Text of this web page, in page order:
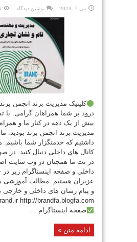
می 7, 2023 نوشتن دیدگاه
کلینیک مدیریت برند انجمن
درود بر شما همراهان گرامی. با
بیش از یک دهه در کنار ما و همراه
مدیریت برند انجمن برند بودید. ما
داشتیم که خدمتگزار شما باشیم.
کانال های داخلی دنبال کنید. در
در نت ما همچنان در وب سایت
داخلی و صفحه اینستاگرام زیر
عزیزان هستیم. مطالب آموزشی
و پیام رسان های داخلی و خارجی
http://brandfa.blogfa.com
صفحه اینستاگرام ...
ادامه متن »